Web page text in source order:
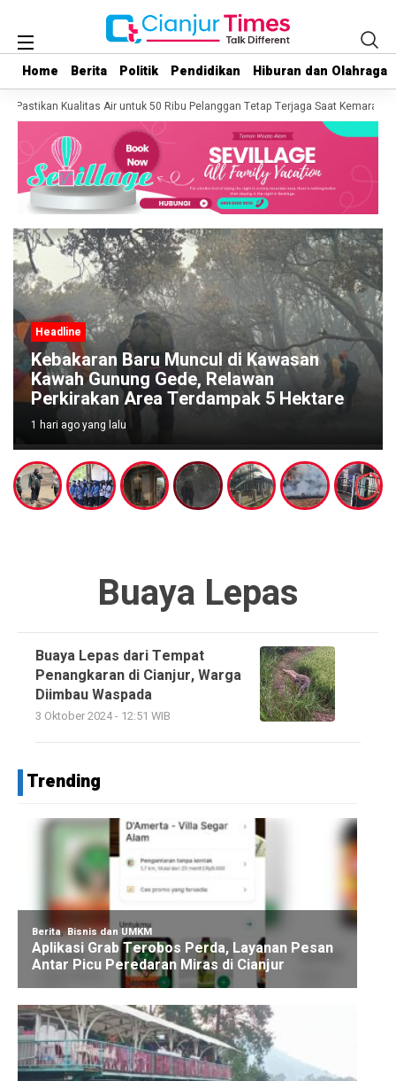
Home Berita Politik Pendidikan Hiburan dan Olahraga
Home Berita Politik Pendidikan Hiburan dan Olahraga
Kualitas Air untuk 50 Ribu Pelanggan Tetap Terjaga Saat Kemarau
Headline
Kebakaran Baru Muncul di Kawasan
Kawah Gunung Gede, Relawan
Perkirakan Area Terdampak 5 Hektare
1 hari ago yang lalu
Buaya Lepas
Buaya Lepas dari Tempat
Penangkaran di Cianjur, Warga
Diimbau Waspada
3 Oktober 2024 - 12:51 WIB
Trending